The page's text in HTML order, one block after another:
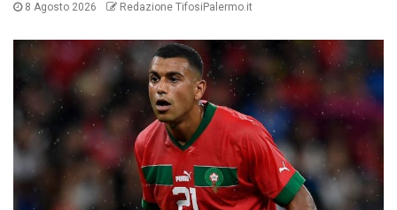
8 Agosto 2026 Redazione TifosiPalermo.it